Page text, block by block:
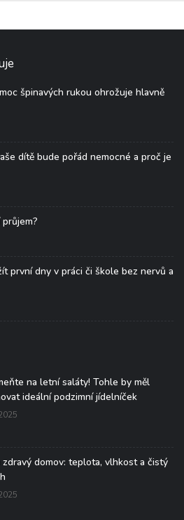
špinavých rukou ohrožuje hlavně
dítě bude pořád nemocné a proč je
první dny v práci či škole bez nervů a
na letní saláty! Tohle by měl
ideální podzimní jídelníček
zdravý domov: teplota, vlhkost a čistý